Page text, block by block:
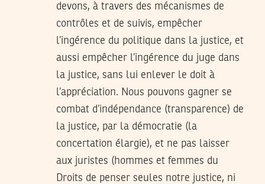
devons, à travers des mécanismes de
contrôles et de suivis, empêcher
l’ingérence du politique dans la justice, et
aussi empêcher l’ingérence du juge dans
la justice, sans lui enlever le doit à
l’appréciation. Nous pouvons gagner se
combat d’indépendance (transparence) de
la justice, par la démocratie (la
concertation élargie), et ne pas laisser
aux juristes (hommes et femmes du
Droits de penser seules notre justice, ni